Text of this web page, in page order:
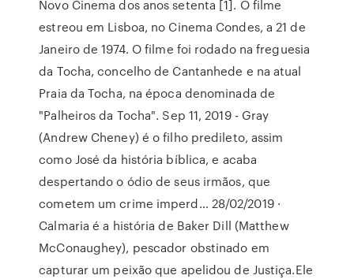
Novo Cinema dos anos setenta [1]. O filme
estreou em Lisboa, no Cinema Condes, a 21 de
Janeiro de 1974. O filme foi rodado na freguesia
da Tocha, concelho de Cantanhede e na atual
Praia da Tocha, na época denominada de
"Palheiros da Tocha". Sep 11, 2019 - Gray
(Andrew Cheney) é o filho predileto, assim
como José da história bíblica, e acaba
despertando o ódio de seus irmãos, que
cometem um crime imperd… 28/02/2019 ·
Calmaria é a história de Baker Dill (Matthew
McConaughey), pescador obstinado em
capturar um peixão que apelidou de Justiça.Ele